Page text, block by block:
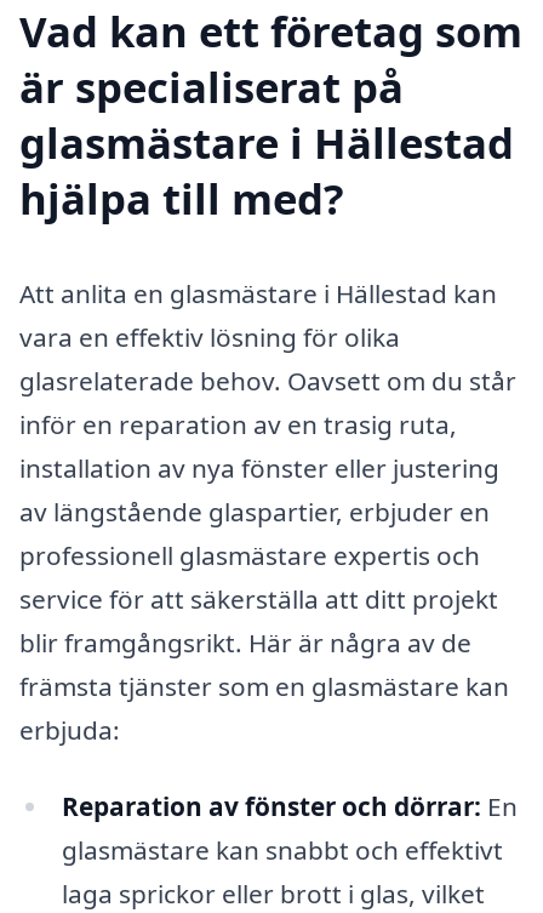
Vad kan ett företag som
är specialiserat på
glasmästare i Hällestad
hjälpa till med?
Att anlita en glasmästare i Hällestad kan
vara en effektiv lösning för olika
glasrelaterade behov. Oavsett om du står
inför en reparation av en trasig ruta,
installation av nya fönster eller justering
av längstående glaspartier, erbjuder en
professionell glasmästare expertis och
service för att säkerställa att ditt projekt
blir framgångsrikt. Här är några av de
främsta tjänster som en glasmästare kan
erbjuda:
Reparation av fönster och dörrar: En
glasmästare kan snabbt och effektivt
laga sprickor eller brott i glas, vilket